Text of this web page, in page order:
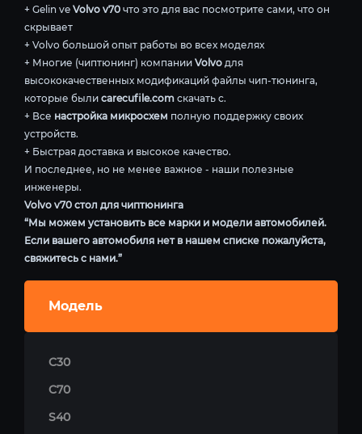
+ Gelin ve Volvo v70 что это для вас посмотрите сами, что он
скрывает
+ Volvo большой опыт работы во всех моделях
+ Многие (чиптюнинг) компании Volvo для
высококачественных модификаций файлы чип-тюнинга,
которые были carecufile.com скачать с.
+ Все настройка микросхем полную поддержку своих
устройств.
+ Быстрая доставка и высокое качество.
И последнее, но не менее важное - наши полезные
инженеры.
Volvo v70 стол для чиптюнинга
“Мы можем установить все марки и модели автомобилей.
Если вашего автомобиля нет в нашем списке пожалуйста,
свяжитесь с нами.”
Модель
C30
C70
S40